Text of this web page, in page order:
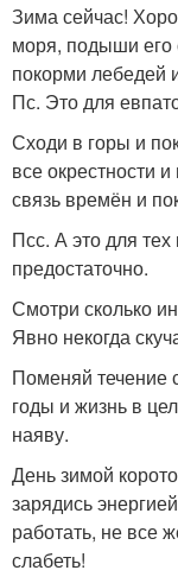
Зима сейчас!
моря, подыши его
покорми лебедей
Пс. Это для
Сходи в горы и
все окрестности
связь времён и
Псс. А это для
предостаточно.
Смотри сколько
Явно некогда
Поменяй течение
годы и жизнь в
наяву.
День зимой
зарядись
работать, не все
слабеть!